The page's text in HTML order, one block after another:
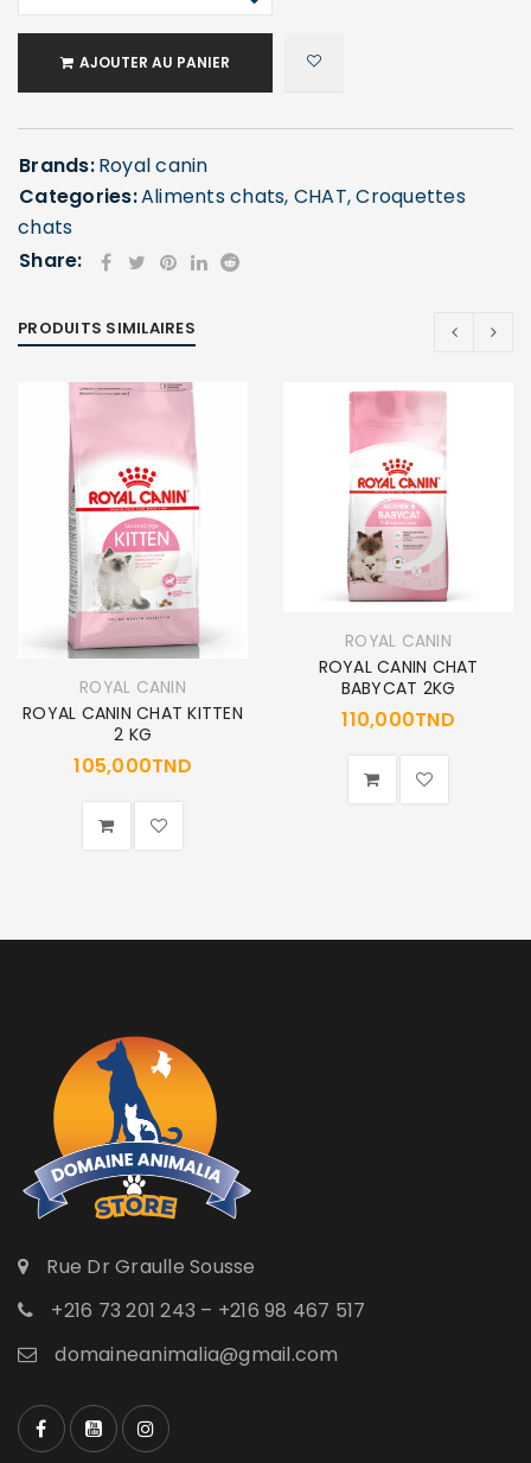
AJOUTER AU PANIER
Brands:Royal canin
Categories:Aliments chats, CHAT,Croquettes
chats
Share:
PRODUITS SIMILAIRES
ROYAL CANIN
ROYAL CANIN CHAT KITTEN
2 KG
105,000TND
ROYAL CANIN
ROYAL CANIN CHAT
BABYCAT 2KG
110,000TND
Rue Dr Graulle Sousse
+216 73 201 243 – +216 98 467 517
domaineanimalia@gmail.com